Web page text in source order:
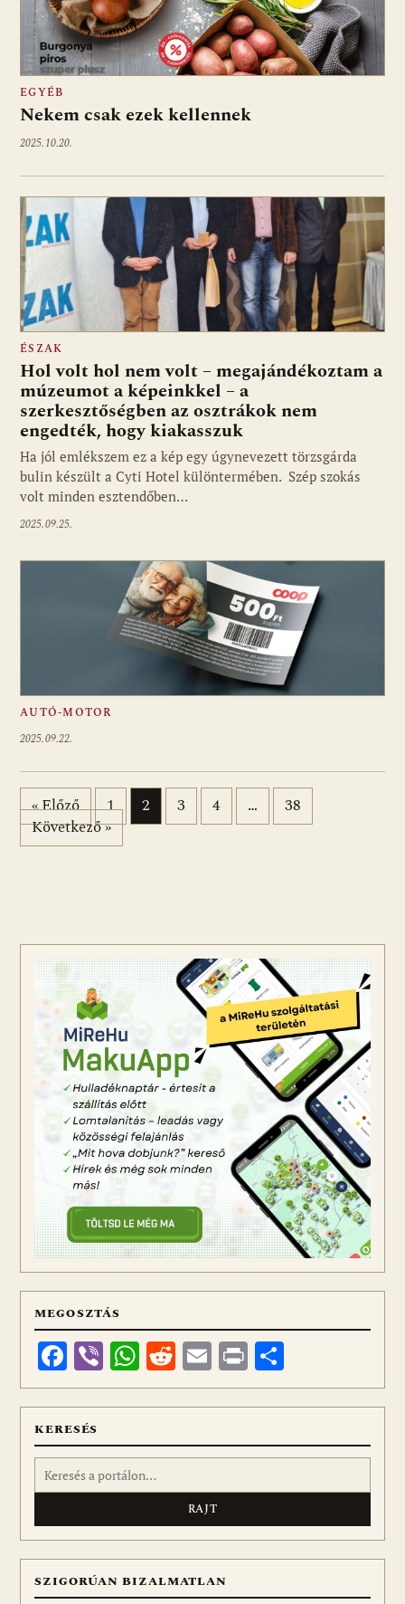
EGYÉB
Nekem csak ezek kellennek
2025.10.20.
ÉSZAK
Hol volt hol nem volt – megajándékoztam a
múzeumot a képeinkkel – a
szerkesztőségben az osztrákok nem
engedték, hogy kiakasszuk
Ha jól emlékszem ez a kép egy úgynevezett törzsgárda
bulin készült a Cyti Hotel különtermében. Szép szokás
volt minden esztendőben…
2025.09.25.
AUTÓ-MOTOR
2025.09.22.
Bejegyzések lapozása
« Előző 1 2 3 4 …
38
Következő »
MEGOSZTÁS
Facebook
ViberWhatsApp
Reddit
Email
Print
meg
KERESÉS
Keresés:
SZIGORÚAN BIZALMATLAN